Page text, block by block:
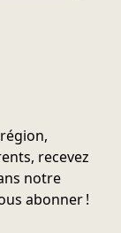
recevez
notre
abonner !